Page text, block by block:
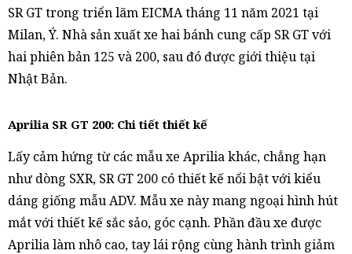
SR GT trong triển lãm EICMA tháng 11 năm 2021 tại
Milan, Ý. Nhà sản xuất xe hai bánh cung cấp SR GT với
hai phiên bản 125 và 200, sau đó được giới thiệu tại
Nhật Bản.
Aprilia SR GT 200: Chi tiết thiết kế
Lấy cảm hứng từ các mẫu xe Aprilia khác, chẳng hạn
như dòng SXR, SR GT 200 có thiết kế nổi bật với kiểu
dáng giống mẫu ADV. Mẫu xe này mang ngoại hình hút
mắt với thiết kế sắc sảo, góc cạnh. Phần đầu xe được
Aprilia làm nhô cao, tay lái rộng cùng hành trình giảm